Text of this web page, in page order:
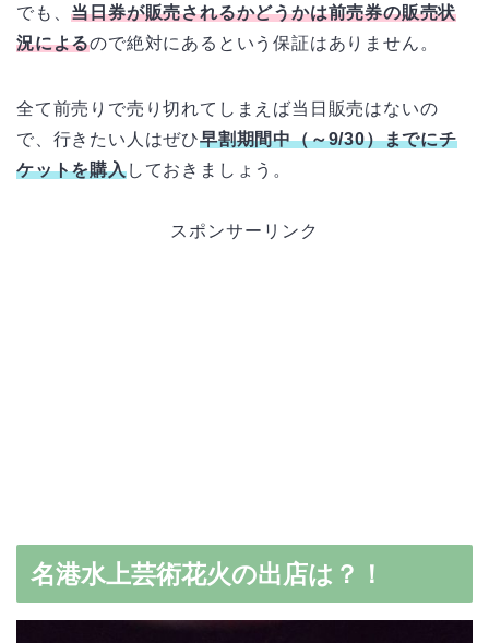
でも、当日券が販売されるかどうかは前売券の販売状
況によるので絶対にあるという保証はありません。
全て前売りで売り切れてしまえば当日販売はないの
で、行きたい人はぜひ早割期間中（～9/30）までにチ
ケットを購入しておきましょう。
スポンサーリンク
名港水上芸術花火の出店は？！